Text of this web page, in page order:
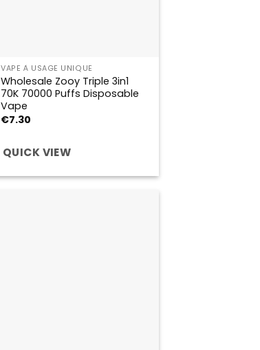
VAPE À USAGE UNIQUE
Wholesale Zooy Triple 3in1
70K 70000 Puffs Disposable
Vape
€7.30
QUICK VIEW